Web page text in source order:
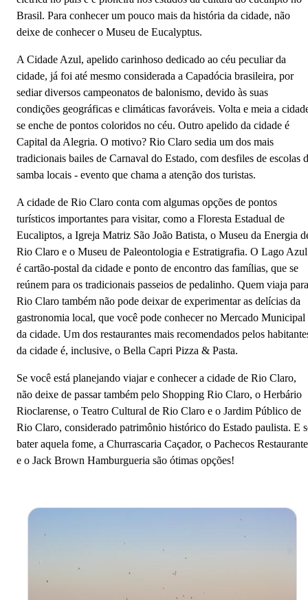
Brasil. Para conhecer um pouco mais da história da cidade, não
deixe de conhecer o Museu de Eucalyptus.
A Cidade Azul, apelido carinhoso dedicado ao céu peculiar da
cidade, já foi até mesmo considerada a Capadócia brasileira, por
sediar diversos campeonatos de balonismo, devido às suas
condições geográficas e climáticas favoráveis. Volta e meia a
se enche de pontos coloridos no céu. Outro apelido da cidade é
Capital da Alegria. O motivo? Rio Claro sedia um dos mais
tradicionais bailes de Carnaval do Estado, com desfiles de escolas
samba locais - evento que chama a atenção dos turistas.
A cidade de Rio Claro conta com algumas opções de pontos
turísticos importantes para visitar, como a Floresta Estadual de
Eucaliptos, a Igreja Matriz São João Batista, o Museu da Energia
Rio Claro e o Museu de Paleontologia e Estratigrafia. O Lago Azul
é cartão-postal da cidade e ponto de encontro das famílias, que se
reúnem para os tradicionais passeios de pedalinho. Quem viaja para
Rio Claro também não pode deixar de experimentar as delícias da
gastronomia local, que você pode conhecer no Mercado Municipal
da cidade. Um dos restaurantes mais recomendados pelos
da cidade é, inclusive, o Bella Capri Pizza & Pasta.
Se você está planejando viajar e conhecer a cidade de Rio Claro,
não deixe de passar também pelo Shopping Rio Claro, o Herbário
Rioclarense, o Teatro Cultural de Rio Claro e o Jardim Público de
Rio Claro, considerado patrimônio histórico do Estado paulista. E
bater aquela fome, a Churrascaria Caçador, o Pachecos Restaurante
e o Jack Brown Hamburgueria são ótimas opções!